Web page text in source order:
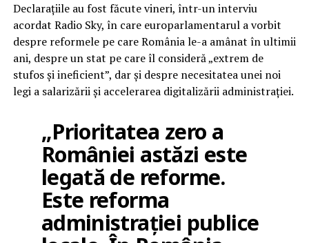
Declarațiile au fost făcute vineri, într-un interviu
acordat Radio Sky, în care europarlamentarul a vorbit
despre reformele pe care România le-a amânat în ultimii
ani, despre un stat pe care îl consideră „extrem de
stufos și ineficient”, dar și despre necesitatea unei noi
legi a salarizării și accelerarea digitalizării administrației.
„Prioritatea zero a
României astăzi este
legată de reforme.
Este reforma
administrației publice